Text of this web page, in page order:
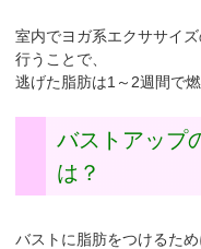
室内でヨガ系エクササイ
行うことで、
逃げた脂肪は1～2週間で
バストアップ
は？
バストに脂肪をつけるた